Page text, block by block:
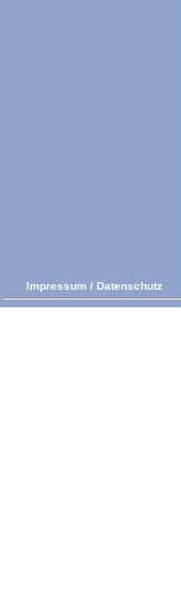
Impressum / Datenschutz